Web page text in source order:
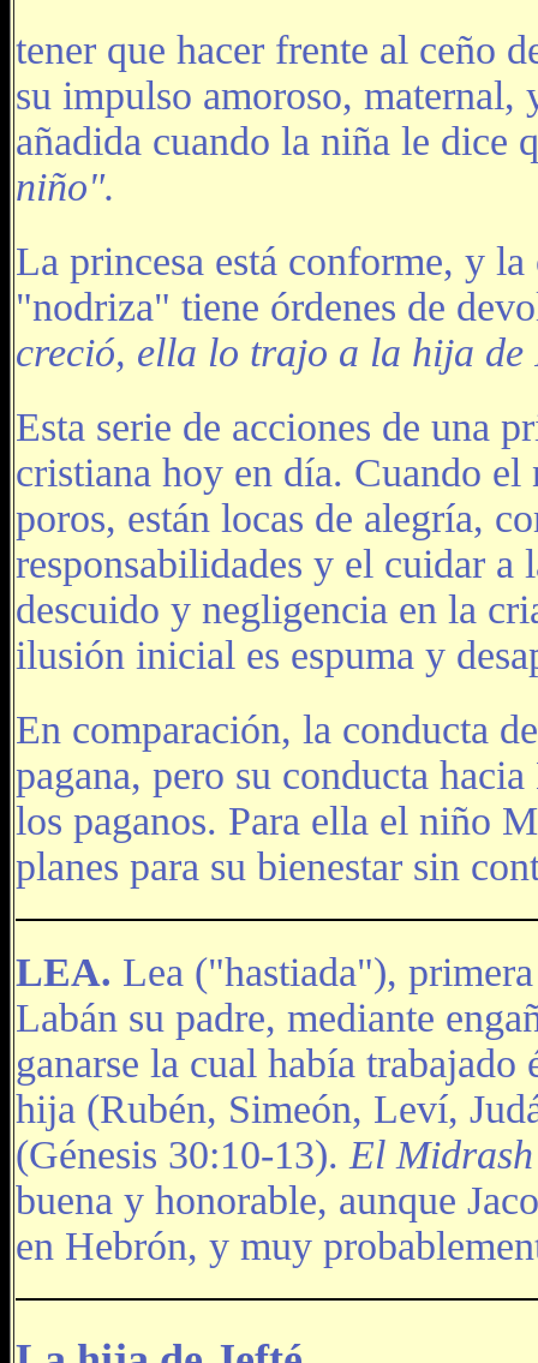
tener que hacer frente al ceño
su impulso amoroso, maternal,
añadida cuando la niña le dice
niño".
La princesa está conforme, y
"nodriza" tiene órdenes de
creció, ella lo trajo a la hija
Esta serie de acciones de una
cristiana hoy en día. Cuando el
poros, están locas de alegría,
responsabilidades y el cuidar
descuido y negligencia en la
ilusión inicial es espuma y
En comparación, la conducta
pagana, pero su conducta
los paganos. Para ella el niño
planes para su bienestar sin
LEA. Lea ("hastiada"),
Labán su padre, mediante
ganarse la cual había
hija (Rubén, Simeón, Leví,
(Génesis 30:10‑13). El
buena y honorable, aunque
en Hebrón, y muy